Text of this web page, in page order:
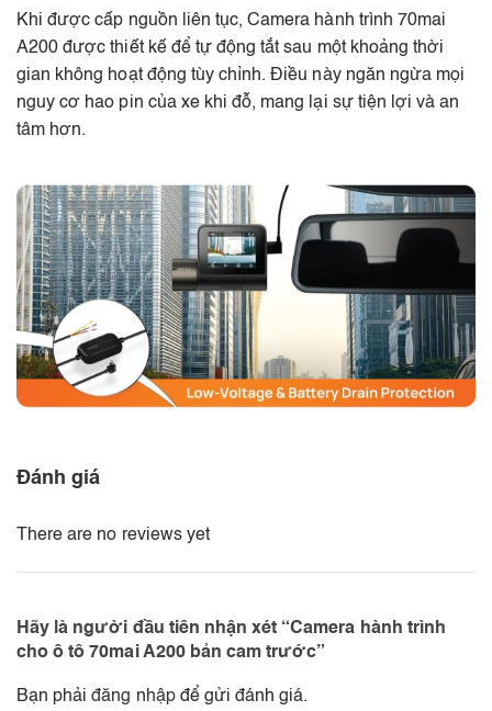
Khi được cấp nguồn liên tục, Camera hành trình 70mai
A200 được thiết kế để tự động tắt sau một khoảng thời
gian không hoạt động tùy chỉnh. Điều này ngăn ngừa mọi
nguy cơ hao pin của xe khi đỗ, mang lại sự tiện lợi và an
tâm hơn.
Đánh giá
There are no reviews yet
Hãy là người đầu tiên nhận xét “Camera hành trình
cho ô tô 70mai A200 bản cam trước”
Bạn phảiđăng nhậpđể gửi đánh giá.